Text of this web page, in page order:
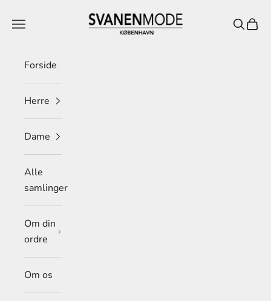
Svanen Mode
Menu Søg
Forside
Herre
Dame
Alle
samlinger
Om din
ordre
Om os